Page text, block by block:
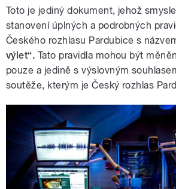
Toto je jediný dokument, jehož
stanovení úplných a podrobných
Českého rozhlasu Pardubice s
výlet“. Tato pravidla mohou být
pouze a jedině s výslovným
soutěže, kterým je Český rozhlas